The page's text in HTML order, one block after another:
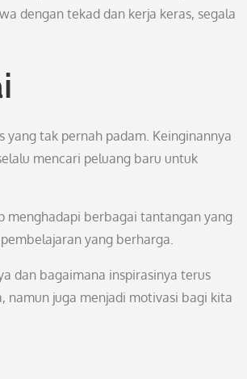
dengan tekad dan kerja keras, segala
tak pernah padam. Keinginannya
mencari peluang baru untuk
menghadapi berbagai tantangan yang
yang berharga.
dan bagaimana inspirasinya terus
namun juga menjadi motivasi bagi kita